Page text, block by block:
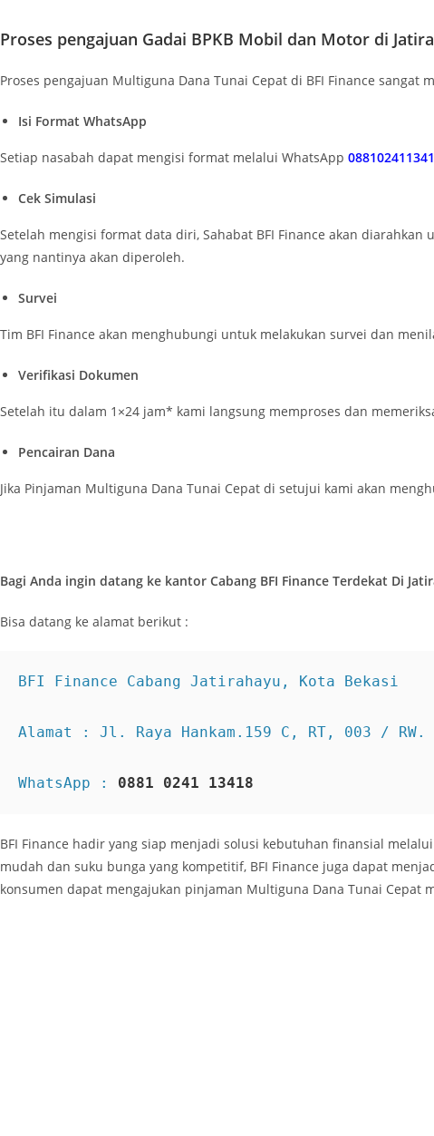
Proses pengajuan Gadai BPKB Mobil dan Motor di
Proses pengajuan Multiguna Dana Tunai Cepat di BFI Finance sangat
Isi Format WhatsApp
Setiap nasabah dapat mengisi format melalui WhatsApp
Cek Simulasi
Setelah mengisi format data diri, Sahabat BFI Finance akan
yang nantinya akan diperoleh.
Survei
Tim BFI Finance akan menghubungi untuk melakukan survei dan
Verifikasi Dokumen
Setelah itu dalam 1×24 jam* kami langsung memproses dan
Pencairan Dana
Jika Pinjaman Multiguna Dana Tunai Cepat di setujui kami akan
Bagi Anda ingin datang ke kantor Cabang BFI Finance Terdekat Di
Bisa datang ke alamat berikut :
BFI Finance Cabang Jatirahayu, Kota Bekasi
WhatsApp : 0881 0241 13418
BFI Finance hadir yang siap menjadi solusi kebutuhan finansial
mudah dan suku bunga yang kompetitif, BFI Finance juga dapat
konsumen dapat mengajukan pinjaman Multiguna Dana Tunai Cepat